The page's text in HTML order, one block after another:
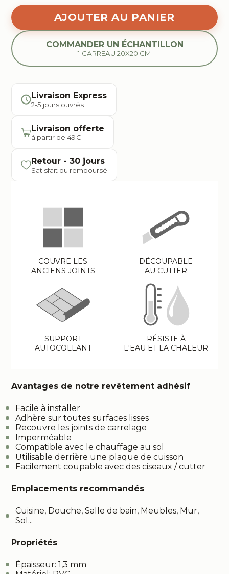
COMMANDER UN ÉCHANTILLON
1 CARREAU 20X20 CM
Livraison Express
2-5 jours ouvrés
Livraison offerte
à partir de 49€
Retour - 30 jours
Satisfait ou remboursé
COUVRE LES
ANCIENS JOINTS
DÉCOUPABLE
AU CUTTER
SUPPORT
AUTOCOLLANT
RÉSISTE À
L'EAU ET LA CHALEUR
Avantages de notre revêtement adhésif
Facile à installer
Adhère sur toutes surfaces lisses
Recouvre les joints de carrelage
Imperméable
Compatible avec le chauffage au sol
Utilisable derrière une plaque de cuisson
Facilement coupable avec des ciseaux / cutter
Emplacements recommandés
Cuisine, Douche, Salle de bain, Meubles, Mur,
Sol...
Propriétés
Épaisseur: 1,3 mm